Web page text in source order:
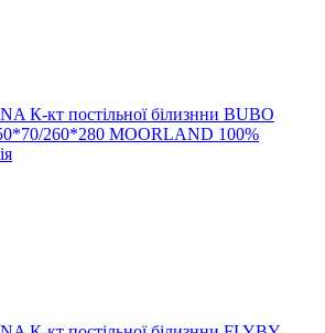
К-кт постільної білизнни BUBO
260*280 MOORLAND 100%